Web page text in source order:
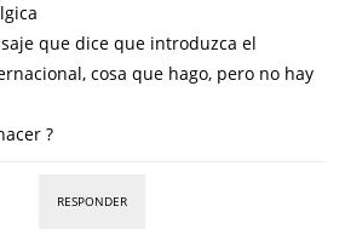
que dice que introduzca el
cosa que hago, pero no hay
?
RESPONDER